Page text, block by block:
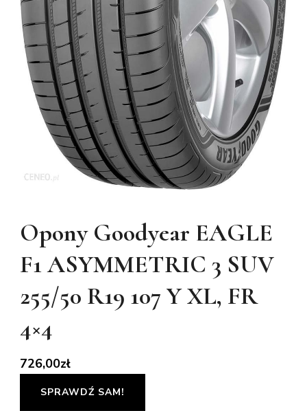
Opony Goodyear EAGLE
F1 ASYMMETRIC 3 SUV
255/50 R19 107 Y XL, FR
4×4
726,00zł
SPRAWDŹ SAM!